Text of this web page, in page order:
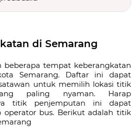
di Semarang
beberapa tempat keberangkatan
Semarang. Daftar ini dapat
untuk memilih lokasi titik
paling nyaman. Harap
titik penjemputan ini dapat
operator bus. Berikut adalah titik